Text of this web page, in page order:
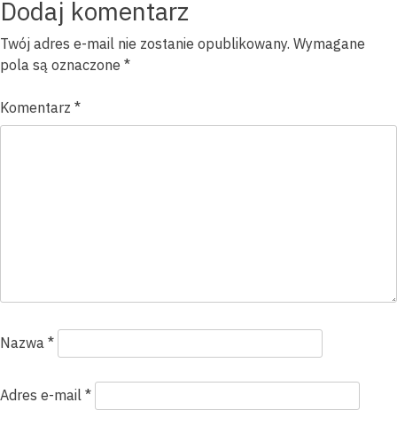
Dodaj komentarz
Twój adres e-mail nie zostanie opublikowany. Wymagane
pola są oznaczone *
Komentarz *
Nazwa *
Adres e-mail *